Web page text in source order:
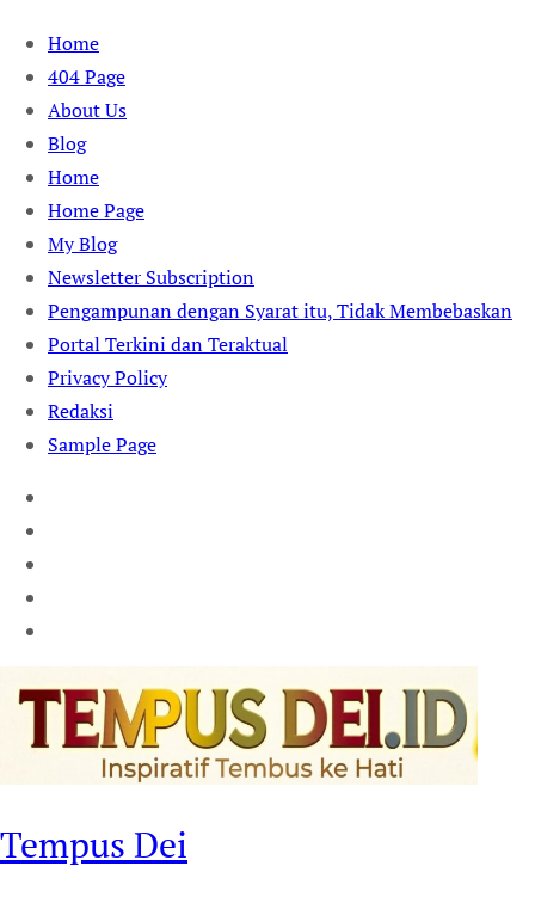
Skip
content
Home
404 Page
About Us
Blog
Home
Home Page
My Blog
Newsletter Subscription
Pengampunan dengan Syarat itu, Tidak Membebaskan
Portal Terkini dan Teraktual
Privacy Policy
Redaksi
Sample Page
Tempus Dei